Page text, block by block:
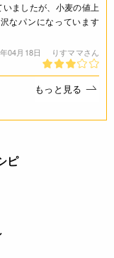
ましたが、小麦の値上
なパンになっています
04月18日 りすママさん
もっと見る
ピ